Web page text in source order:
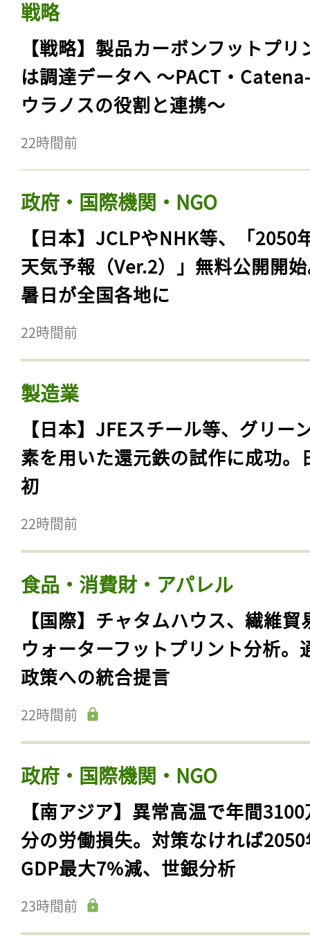
戦略
【戦略】製品カーボンフットプリ
は調達データへ 〜PACT・
ウラノスの役割と連携〜
22時間前
政府・国際機関・NGO
【日本】JCLPやNHK等、「2050
天気予報（Ver.2）」無料公開開
暑日が全国各地に
22時間前
製造業
【日本】JFEスチール等、グリー
素を用いた還元鉄の試作に成功。
初
22時間前
食品・消費財・アパレル
【国際】チャタムハウス、繊維貿
ウォーターフットプリント分析。
政策への統合提言
22時間前
政府・国際機関・NGO
【南アジア】異常高温で年間
分の労働損失。対策なければ
GDP最大7%減、世銀分析
23時間前